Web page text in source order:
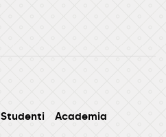
Studenti
Academia